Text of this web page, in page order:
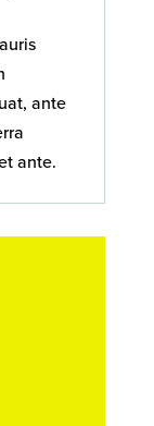
ante
ante.